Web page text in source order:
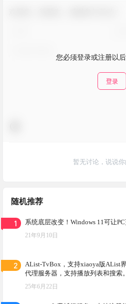
您必须登录或注册以
登录
暂无讨论，说说
随机推荐
1 系统底层改变！Windows 11可让PC
21年9月10日
2
AList-TvBox，支持xiaoya版AList
代理服务器，支持播放列表和搜索。
25年6月22日